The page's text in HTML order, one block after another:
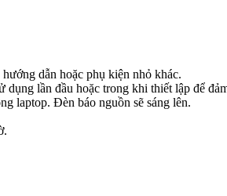
dẫn hoặc phụ kiện nhỏ khác.
lần đầu hoặc trong khi thiết lập để
laptop. Đèn báo nguồn sẽ sáng lên.